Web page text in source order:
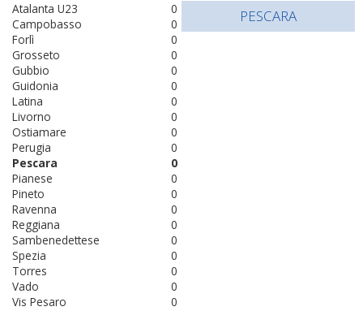
0
Atalanta U23
0
Campobasso
0
Forlì
0
Grosseto
0
Gubbio
0
Guidonia
0
Latina
0
Livorno
0
Ostiamare
0
Perugia
0
Pescara
0
Pianese
0
Pineto
0
Ravenna
0
Reggiana
0
Sambenedettese
0
Spezia
0
Torres
0
Vado
0
Vis Pesaro
PESCARA